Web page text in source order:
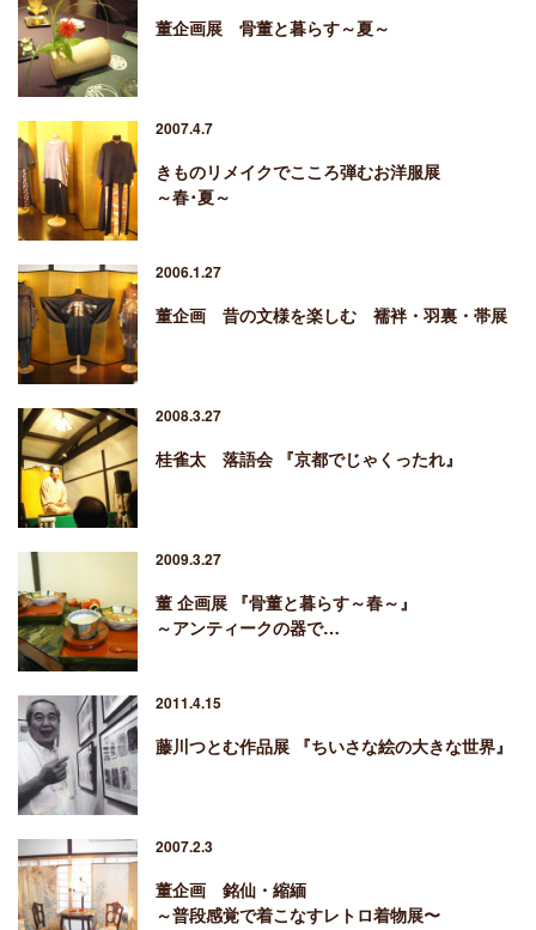
董企画展 骨董と暮らす～夏～
2007.4.7
きものリメイクでこころ弾むお洋服展
～春･夏～
2006.1.27
董企画 昔の文様を楽しむ 襦袢・羽裏・帯展
2008.3.27
桂雀太 落語会 『京都でじゃくったれ』
2009.3.27
董 企画展 『骨董と暮らす～春～』
～アンティークの器で…
2011.4.15
藤川つとむ作品展 『ちいさな絵の大きな世界』
2007.2.3
董企画 銘仙・縮緬
～普段感覚で着こなすレトロ着物展〜